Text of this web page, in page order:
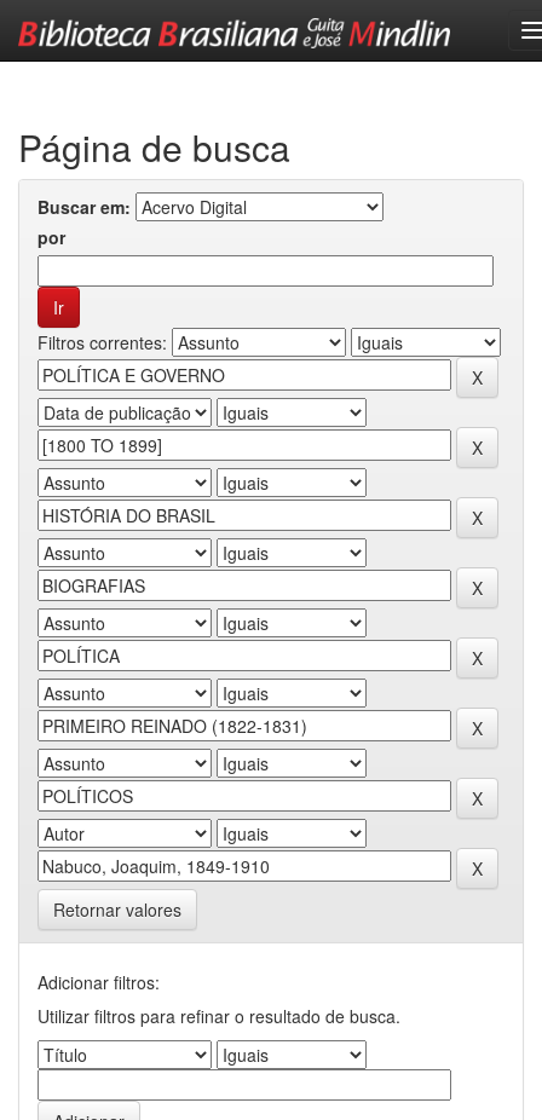
Página de busca
Buscar em:
por
Filtros correntes:
Retornar valores
Adicionar filtros:
Utilizar filtros para refinar o resultado de busca.